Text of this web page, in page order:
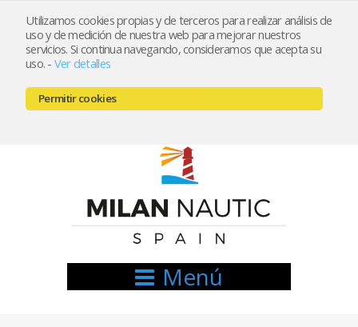
Utilizamos cookies propias y de terceros para realizar análisis de
uso y de medición de nuestra web para mejorar nuestros
servicios. Si continua navegando, consideramos que acepta su
uso. - Ver detalles
Permitir cookies
Registrarse Mi cuenta
666521122 // 654999333
Menú